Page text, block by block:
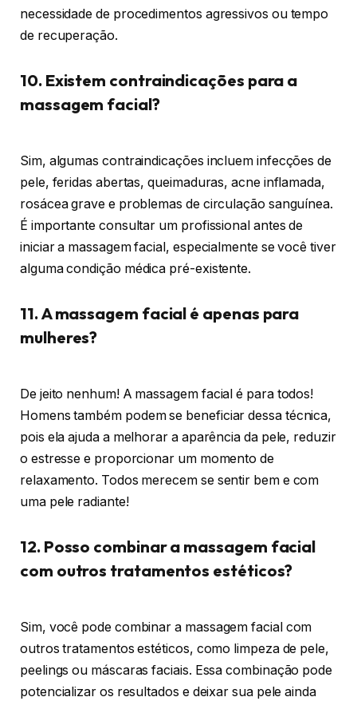
necessidade de procedimentos agressivos ou tempo
de recuperação.
10. Existem contraindicações para a
massagem facial?
Sim, algumas contraindicações incluem infecções de
pele, feridas abertas, queimaduras, acne inflamada,
rosácea grave e problemas de circulação sanguínea.
É importante consultar um profissional antes de
iniciar a massagem facial, especialmente se você tiver
alguma condição médica pré-existente.
11. A massagem facial é apenas para
mulheres?
De jeito nenhum! A massagem facial é para todos!
Homens também podem se beneficiar dessa técnica,
pois ela ajuda a melhorar a aparência da pele, reduzir
o estresse e proporcionar um momento de
relaxamento. Todos merecem se sentir bem e com
uma pele radiante!
12. Posso combinar a massagem facial
com outros tratamentos estéticos?
Sim, você pode combinar a massagem facial com
outros tratamentos estéticos, como limpeza de pele,
peelings ou máscaras faciais. Essa combinação pode
potencializar os resultados e deixar sua pele ainda